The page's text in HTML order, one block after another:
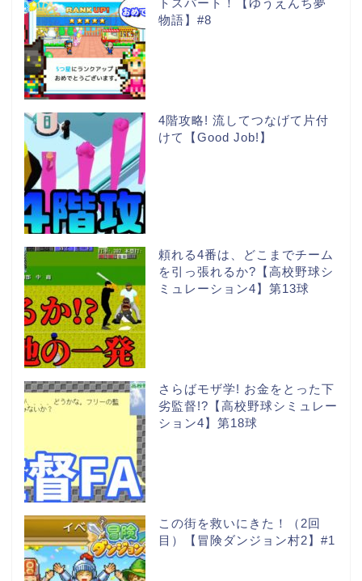
物語】#8
4階攻略! 流してつなげて片付
けて【Good Job!】
頼れる4番は、どこまでチーム
を引っ張れるか?【高校野球シ
ミュレーション4】第13球
さらばモザ学! お金をとった下
劣監督!?【高校野球シミュレー
ション4】第18球
この街を救いにきた！（2回
目）【冒険ダンジョン村2】#1